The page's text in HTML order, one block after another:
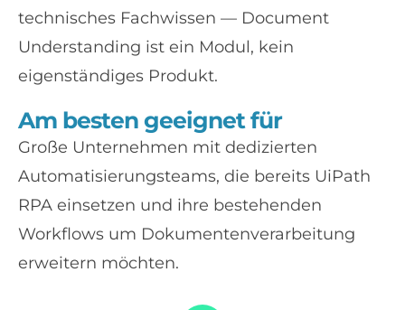
technisches Fachwissen — Document
Understanding ist ein Modul, kein
eigenständiges Produkt.
Am besten geeignet für
Große Unternehmen mit dedizierten
Automatisierungsteams, die bereits UiPath
RPA einsetzen und ihre bestehenden
Workflows um Dokumentenverarbeitung
erweitern möchten.